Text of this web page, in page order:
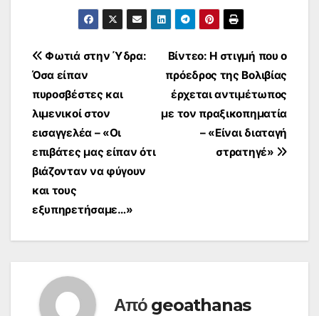
Πλοήγηση
άρθρων
Βίντεο: Η στιγμή που ο
πρόεδρος της Βολιβίας
έρχεται αντιμέτωπος
με τον πραξικοπηματία
– «Είναι διαταγή
στρατηγέ»
Φωτιά στην Ύδρα:
Όσα είπαν
πυροσβέστες και
λιμενικοί στον
εισαγγελέα – «Οι
επιβάτες μας είπαν ότι
βιάζονταν να φύγουν
και τους
εξυπηρετήσαμε…»
Από geoathanas